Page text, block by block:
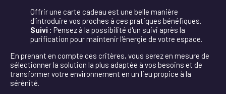
Offrir une carte cadeau est une belle manière
d'introduire vos proches à ces pratiques bénéfiques.
Suivi : Pensez à la possibilité d'un suivi après la
purification pour maintenir l'énergie de votre espace.
En prenant en compte ces critères, vous serez en mesure de
sélectionner la solution la plus adaptée à vos besoins et de
transformer votre environnement en un lieu propice à la
sérénité.